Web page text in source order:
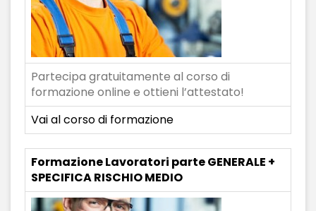
Partecipa gratuitamente al corso di
formazione online e ottieni l’attestato!
Vai al corso di formazione
Formazione Lavoratori parte GENERALE +
SPECIFICA RISCHIO MEDIO